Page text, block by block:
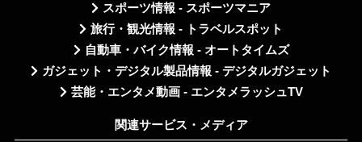
スポーツ情報 - スポーツマニア
旅行・観光情報 - トラベルスポット
自動車・バイク情報 - オートタイムズ
ガジェット・デジタル製品情報 - デジタルガジェット
芸能・エンタメ動画 - エンタメラッシュTV
関連サービス・メディア